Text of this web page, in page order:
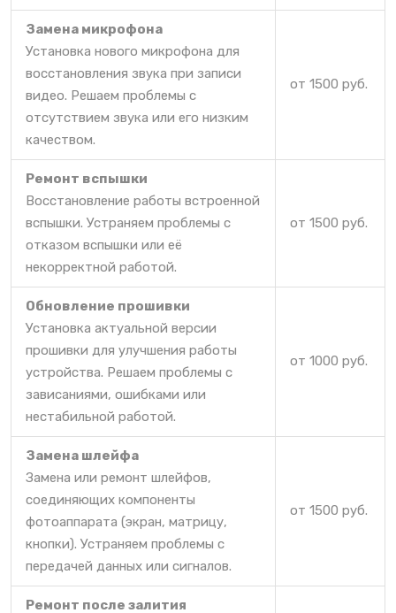
Замена микрофона
Установка нового микрофона для
восстановления звука при записи
видео. Решаем проблемы с
отсутствием звука или его низким
качеством.
от 1500 руб.
Ремонт вспышки
Восстановление работы встроенной
вспышки. Устраняем проблемы с
отказом вспышки или её
некорректной работой.
от 1500 руб.
Обновление прошивки
Установка актуальной версии
прошивки для улучшения работы
устройства. Решаем проблемы с
зависаниями, ошибками или
нестабильной работой.
от 1000 руб.
Замена шлейфа
Замена или ремонт шлейфов,
соединяющих компоненты
фотоаппарата (экран, матрицу,
кнопки). Устраняем проблемы с
передачей данных или сигналов.
от 1500 руб.
Ремонт после залития